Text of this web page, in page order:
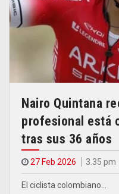
Nairo Quintana
profesional está
tras sus 36 años
27 Feb 2026 3.35 pm
El ciclista colombiano…